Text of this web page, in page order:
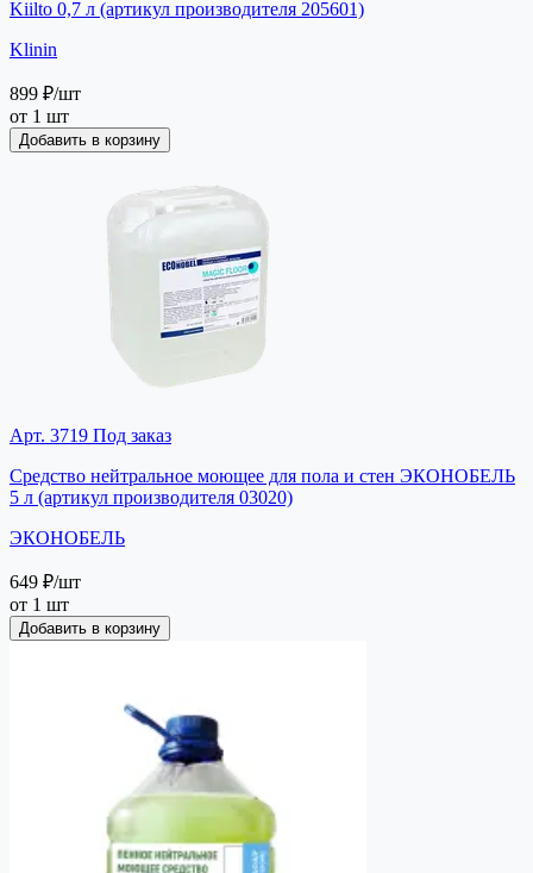
Kiilto 0,7 л (артикул производителя 205601)
Klinin
899 ₽/шт
от 1 шт
Добавить в корзину
Арт. 3719 Под заказ
Средство нейтральное моющее для пола и стен ЭКОНОБЕЛЬ
5 л (артикул производителя 03020)
ЭКОНОБЕЛЬ
649 ₽/шт
от 1 шт
Добавить в корзину